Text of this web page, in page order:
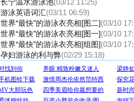
长宁温水游泳池(03/12 11:25)
游泳英语词汇(03/11 06:59)
世界“最快”的游泳衣亮相[图二](03/10
世界“最快”的游泳衣亮相[图一](03/10
世界“最快”的游泳衣亮相[组图](03/10
孕妇游泳的利与弊(02/29 15:18)